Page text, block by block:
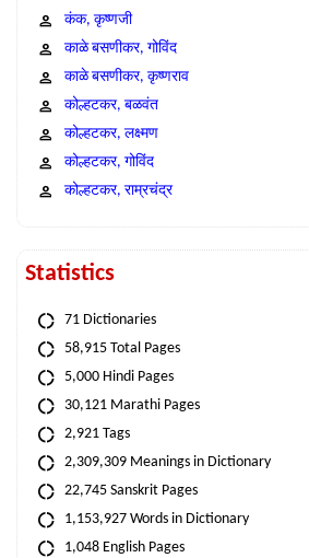
कंक, कृष्णजी
काळे बसणीकर, गोविंद
काळे बसणीकर, कृष्णराव
कोल्हटकर, बळवंत
कोल्हटकर, लक्ष्मण
कोल्हटकर, गोविंद
कोल्हटकर, राम्रचंद्र
Statistics
71 Dictionaries
58,915 Total Pages
5,000 Hindi Pages
30,121 Marathi Pages
2,921 Tags
2,309,309 Meanings in Dictionary
22,745 Sanskrit Pages
1,153,927 Words in Dictionary
1,048 English Pages